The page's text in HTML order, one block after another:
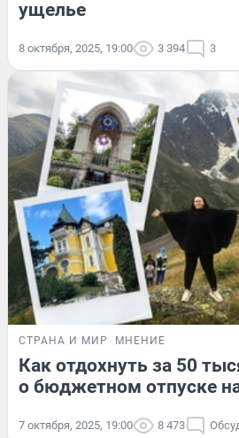
ущелье
8 октября, 2025, 19:00 3 394 3
СТРАНА И МИР МНЕНИЕ
Как отдохнуть за 50
о бюджетном отпуске
7 октября, 2025, 19:00 8 473